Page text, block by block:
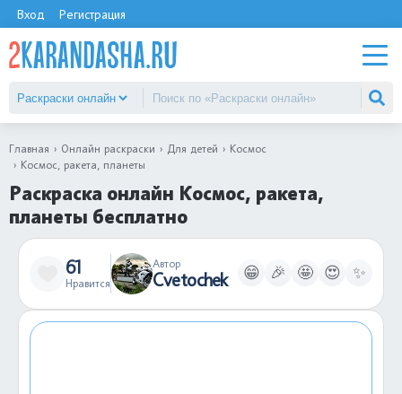
Вход Регистрация
Главная Онлайн раскраски Для детей
Космос
Космос, ракета, планеты
Раскраска онлайн Космос, ракета,
планеты бесплатно
61
Нравится
Автор
Cvetochek 😁 🎉 🤩 😍 ✨